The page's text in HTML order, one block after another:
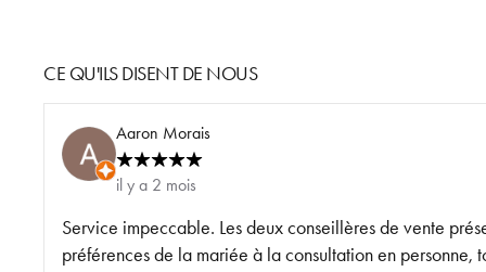
CE QU'ILS DISENT DE NOUS
Aaron Morais
il y a 2 mois
Service impeccable. Les deux conseillères de vente
préférences de la mariée à la consultation en personne,